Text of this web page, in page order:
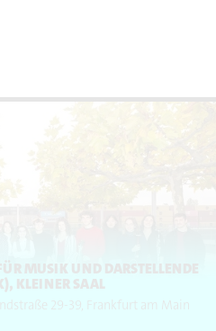
MUSIK UND DARSTELLENDE
KLEINER SAAL
29-39
Frankfurt am Main